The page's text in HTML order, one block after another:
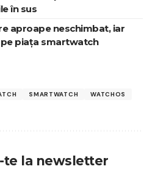
în sus
aproape neschimbat, iar
piața smartwatch
SMARTWATCH
WATCHOS
te la newsletter